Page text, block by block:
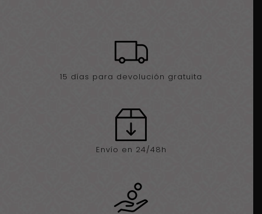
15 días para devolución gratuita
Envío en 24/48h